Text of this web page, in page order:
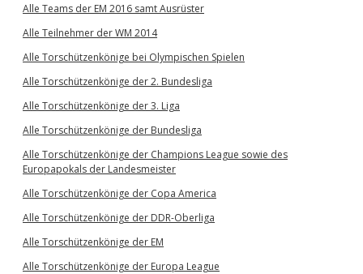
Alle Teams der EM 2016 samt Ausrüster
Alle Teilnehmer der WM 2014
Alle Torschützenkönige bei Olympischen Spielen
Alle Torschützenkönige der 2. Bundesliga
Alle Torschützenkönige der 3. Liga
Alle Torschützenkönige der Bundesliga
Alle Torschützenkönige der Champions League sowie des
Europapokals der Landesmeister
Alle Torschützenkönige der Copa America
Alle Torschützenkönige der DDR-Oberliga
Alle Torschützenkönige der EM
Alle Torschützenkönige der Europa League